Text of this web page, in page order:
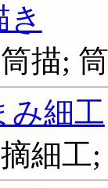
き
描;
み細工
細工;